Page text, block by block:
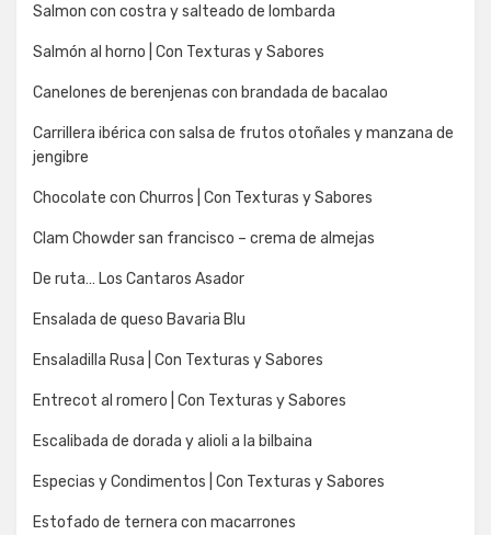
Salmon con costra y salteado de lombarda
Salmón al horno | Con Texturas y Sabores
Canelones de berenjenas con brandada de bacalao
Carrillera ibérica con salsa de frutos otoñales y manzana de
jengibre
Chocolate con Churros | Con Texturas y Sabores
Clam Chowder san francisco – crema de almejas
De ruta… Los Cantaros Asador
Ensalada de queso Bavaria Blu
Ensaladilla Rusa | Con Texturas y Sabores
Entrecot al romero | Con Texturas y Sabores
Escalibada de dorada y alioli a la bilbaina
Especias y Condimentos | Con Texturas y Sabores
Estofado de ternera con macarrones